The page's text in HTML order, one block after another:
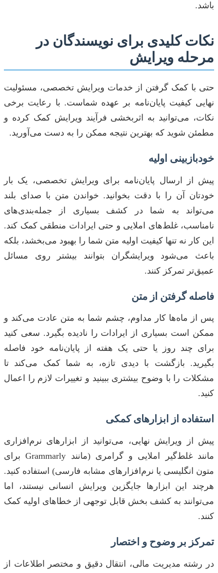
باشد.
نکات کلیدی برای نویسندگان در
مرحله ویرایش
حتی با کمک گرفتن از خدمات ویرایش تخصصی، مسئولیت
نهایی کیفیت پایان‌نامه بر عهده شماست. با رعایت برخی
نکات، می‌توانید به اثربخشی فرآیند ویرایش کمک کرده و
مطمئن شوید که بهترین نتیجه ممکن را به دست می‌آورید.
خودبازبینی اولیه
پیش از ارسال پایان‌نامه برای ویرایش تخصصی، یک بار
خودتان آن را با دقت بخوانید. خواندن متن با صدای بلند
می‌تواند به شما در کشف بسیاری از جمله‌بندی‌های
نامناسب، غلط‌های املایی و حتی ایرادات منطقی کمک کند.
این کار نه تنها کیفیت اولیه متن شما را بهبود می‌بخشد، بلکه
باعث می‌شود ویرایشگران بتوانند بیشتر روی مسائل
عمیق‌تر تمرکز کنند.
فاصله گرفتن از متن
پس از ماه‌ها کار مداوم، چشم شما به متن عادت می‌کند و
ممکن است بسیاری از ایرادات را نادیده بگیرد. سعی کنید
برای چند روز یا حتی یک هفته از پایان‌نامه خود فاصله
بگیرید. بازگشت با دیدی تازه، به شما کمک می‌کند تا
مشکلات را با وضوح بیشتری ببینید و تغییرات لازم را اعمال
کنید.
استفاده از ابزارهای کمکی
پیش از ویرایش نهایی، می‌توانید از ابزارهای نرم‌افزاری
مانند غلط‌گیر املایی و گرامری (مانند Grammarly برای
متون انگلیسی یا نرم‌افزارهای مشابه فارسی) استفاده کنید.
هرچند این ابزارها جایگزین ویرایش انسانی نیستند، اما
می‌توانند به کشف بخش قابل توجهی از خطاهای اولیه کمک
کنند.
تمرکز بر وضوح و اختصار
در رشته مدیریت مالی، انتقال دقیق و مختصر اطلاعات از